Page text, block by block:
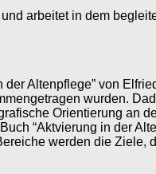
arbeitet in dem
der Altenpflege” von
wurden.
Orientierung an
“Aktvierung in der
werden die